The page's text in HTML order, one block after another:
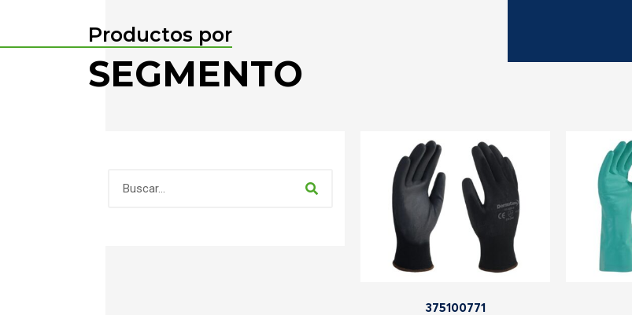
Productos por
SEGMENTO
375100771